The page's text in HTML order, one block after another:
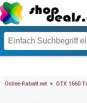
Online-Rabatt.net » GTX 1660 Ti